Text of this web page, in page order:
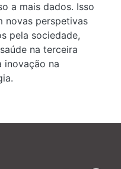
a mais dados. Isso
novas perspetivas
pela sociedade,
na terceira
inovação na